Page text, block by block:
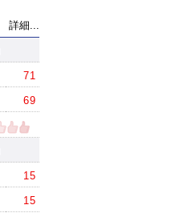
詳細...
71
69
15
15